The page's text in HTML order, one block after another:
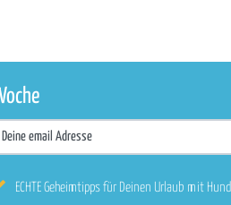
ECHTE Geheimtipps für Deinen Urlaub mit Hund